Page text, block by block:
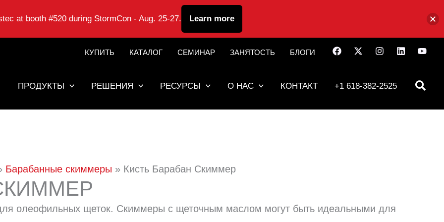
КУПИТЬ КАТАЛОГ СЕМИНАР ЗАНЯТОСТЬ БЛОГИ
ПРОДУКТЫ РЕШЕНИЯ РЕСУРСЫ О НАС КОНТАКТ +1 618-382-2525
Барабанные скиммеры Кисть Барабан Скиммер
олеофильных щеток. Скиммеры с щеточным маслом могут быть идеальными для
at booth #520 during StormCon - Aug. 25-27. Learn more